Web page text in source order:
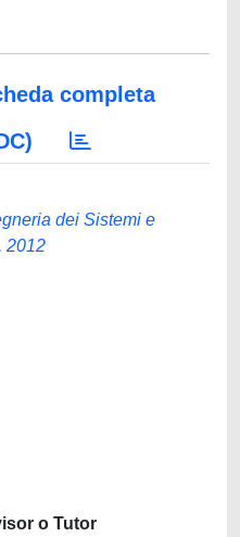
completa
dei Sistemi e
2012
o Tutor